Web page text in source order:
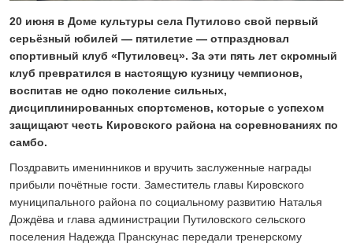
ОБЩЕСТВО
Спрашивали? Отвечаем!
10 АВГУСТА 2026
20 июня в Доме культуры села Путилово свой первый
серьёзный юбилей — пятилетие — отпраздновал
спортивный клуб «Путиловец». За эти пять лет скромный
клуб превратился в настоящую кузницу чемпионов,
воспитав не одно поколение сильных,
дисциплинированных спортсменов, которые с успехом
защищают честь Кировского района на соревнованиях по
самбо.
Поздравить именинников и вручить заслуженные награды
прибыли почётные гости. Заместитель главы Кировского
муниципального района по социальному развитию Наталья
Дождёва и глава администрации Путиловского сельского
поселения Надежда Пранскунас передали тренерскому